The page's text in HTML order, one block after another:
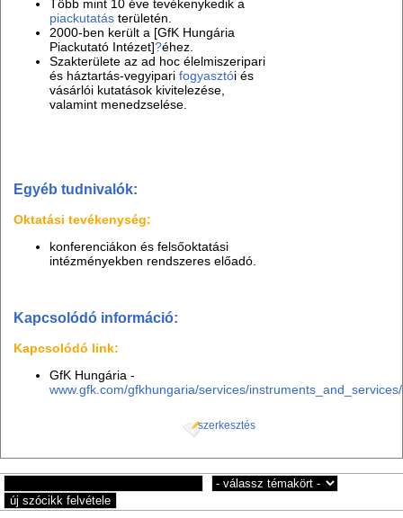
Több mint 10 éve tevékenykedik a
piackutatás területén.
2000-ben került a [GfK Hungária
Piackutató Intézet]?éhez.
Szakterülete az ad hoc élelmiszeripari
és háztartás-vegyiparifogyasztói és
vásárlói kutatások kivitelezése,
valamint menedzselése.
Egyéb tudnivalók:
Oktatási tevékenység:
konferenciákon és felsőoktatási
intézményekben rendszeres előadó.
Kapcsolódó információ:
Kapcsolódó link:
GfK Hungária -
www.gfk.com/gfkhungaria/services/
szerkesztés